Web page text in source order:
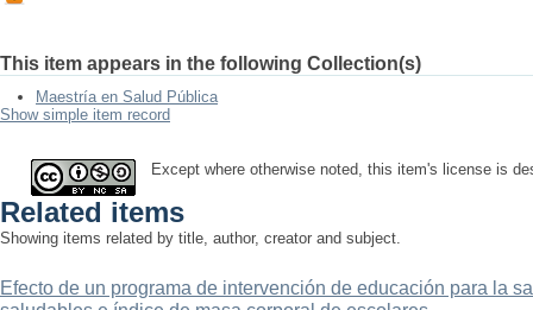
This item appears in the following Collection(s)
Maestría en Salud Pública
Show simple item record
Except where otherwise noted, this item's license is
Related items
Showing items related by title, author, creator and subject.
Efecto de un programa de intervención de educación para la